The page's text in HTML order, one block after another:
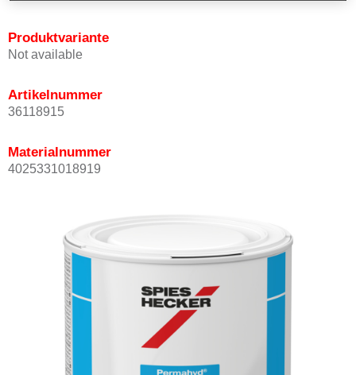
Produktvariante
Not available
Artikelnummer
36118915
Materialnummer
4025331018919